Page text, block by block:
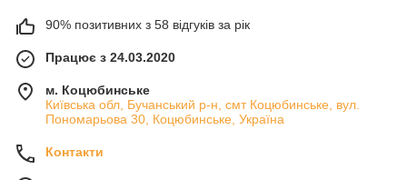
90% позитивних з 58 відгуків за рік
Працює з 24.03.2020
м. Коцюбинське
Київська обл, Бучанський р-н, смт Коцюбинське, вул.
Пономарьова 30, Коцюбинське, Україна
Контакти